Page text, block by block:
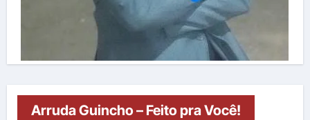
Arruda Guincho – Feito pra Você!